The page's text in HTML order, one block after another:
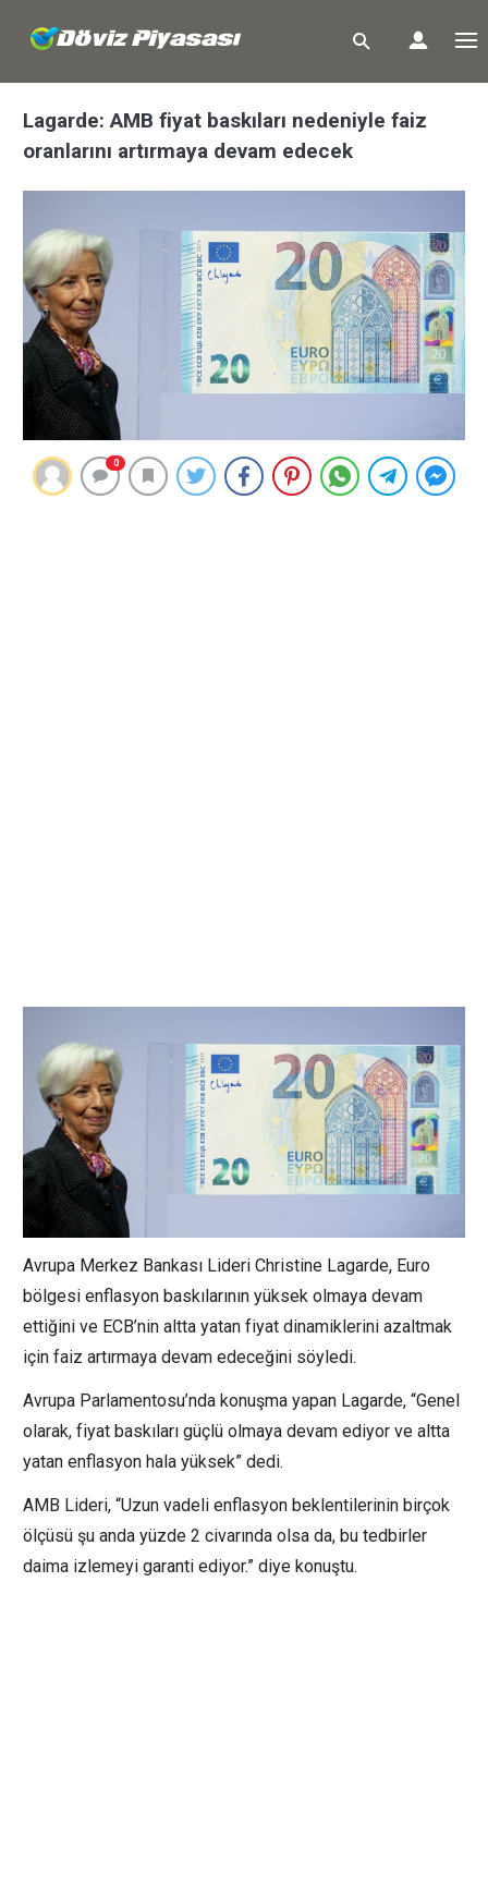
Lagarde: AMB fiyat baskıları nedeniyle faiz
oranlarını artırmaya devam edecek
0
Avrupa Merkez Bankası Lideri Christine Lagarde, Euro
bölgesi enflasyon baskılarının yüksek olmaya devam
ettiğini ve ECB’nin altta yatan fiyat dinamiklerini azaltmak
için faiz artırmaya devam edeceğini söyledi.
Avrupa Parlamentosu’nda konuşma yapan Lagarde, “Genel
olarak, fiyat baskıları güçlü olmaya devam ediyor ve altta
yatan enflasyon hala yüksek” dedi.
AMB Lideri, “Uzun vadeli enflasyon beklentilerinin birçok
ölçüsü şu anda yüzde 2 civarında olsa da, bu tedbirler
daima izlemeyi garanti ediyor.” diye konuştu.